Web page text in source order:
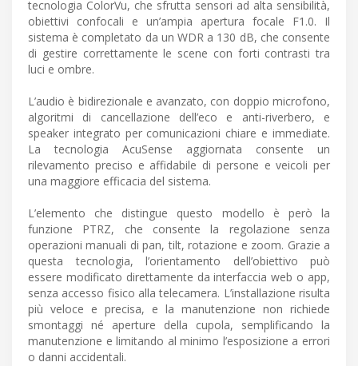
tecnologia ColorVu, che sfrutta sensori ad alta sensibilità,
obiettivi confocali e un’ampia apertura focale F1.0. Il
sistema è completato da un WDR a 130 dB, che consente
di gestire correttamente le scene con forti contrasti tra
luci e ombre.
L’audio è bidirezionale e avanzato, con doppio microfono,
algoritmi di cancellazione dell’eco e anti-riverbero, e
speaker integrato per comunicazioni chiare e immediate.
La tecnologia AcuSense aggiornata consente un
rilevamento preciso e affidabile di persone e veicoli per
una maggiore efficacia del sistema.
L’elemento che distingue questo modello è però la
funzione PTRZ, che consente la regolazione senza
operazioni manuali di pan, tilt, rotazione e zoom. Grazie a
questa tecnologia, l’orientamento dell’obiettivo può
essere modificato direttamente da interfaccia web o app,
senza accesso fisico alla telecamera. L’installazione risulta
più veloce e precisa, e la manutenzione non richiede
smontaggi né aperture della cupola, semplificando la
manutenzione e limitando al minimo l’esposizione a errori
o danni accidentali.